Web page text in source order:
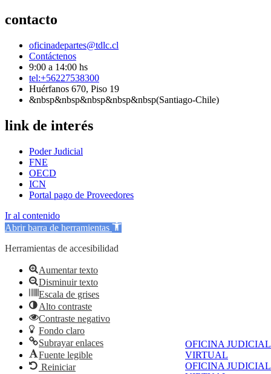
OFICINA JUDICIAL
VIRTUAL
OFICINA JUDICIAL
contacto
oficinadepartes@tdlc.cl
Contáctenos
9:00 a 14:00 hs
tel:+56227538300
Huérfanos 670, Piso 19
&nbsp&nbsp&nbsp&nbsp&nbsp(Santiago-Chile)
link de interés
Poder Judicial
FNE
OECD
ICN
Portal pago de Proveedores
Ir al contenido
Abrir barra de herramientas
Herramientas de accesibilidad
Aumentar texto
Disminuir texto
Escala de grises
Alto contraste
Contraste negativo
Fondo claro
Subrayar enlaces
Fuente legible
Reiniciar